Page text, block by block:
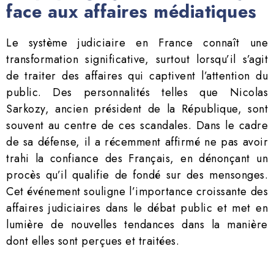
face aux affaires médiatiques
Le système judiciaire en France connaît une
transformation significative, surtout lorsqu’il s’agit
de traiter des affaires qui captivent l’attention du
public. Des personnalités telles que Nicolas
Sarkozy, ancien président de la République, sont
souvent au centre de ces scandales. Dans le cadre
de sa défense, il a récemment affirmé ne pas avoir
trahi la confiance des Français, en dénonçant un
procès qu’il qualifie de fondé sur des mensonges.
Cet événement souligne l’importance croissante des
affaires judiciaires dans le débat public et met en
lumière de nouvelles tendances dans la manière
dont elles sont perçues et traitées.